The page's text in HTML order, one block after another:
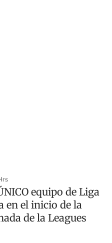
equipo de Liga
en el inicio de la
de la Leagues